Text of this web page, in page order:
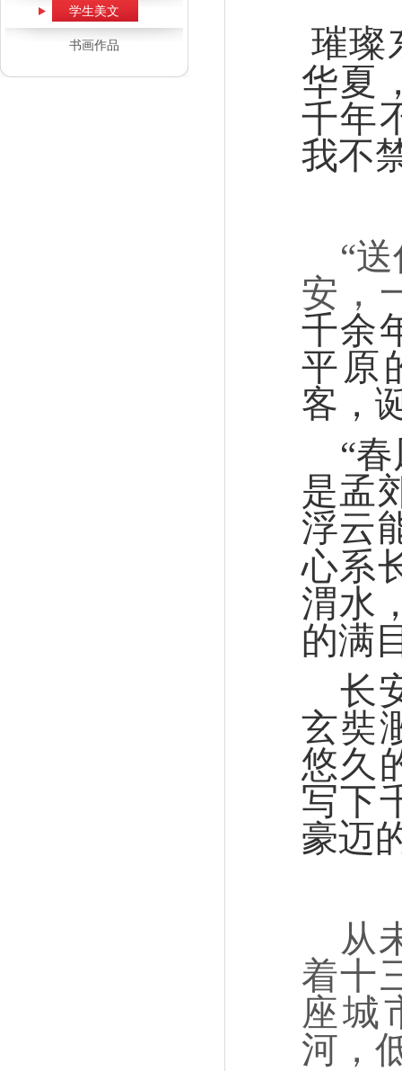
学生美文
书画作品
璀璨
华夏
千年
我不
“
安，
千余
平原
客，
“
是孟
浮云
心系
渭水
的满
长
玄奘
悠久
写下
豪迈
从
着十
座城
河，